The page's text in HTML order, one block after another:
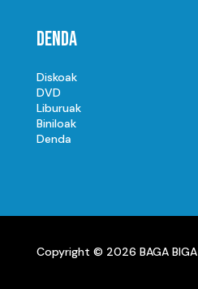
Denda
Diskoak
DVD
Liburuak
Biniloak
Denda
Copyright © 2026 BAGA BIGA